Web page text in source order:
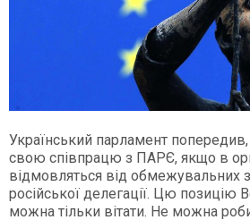
Український парламент
свою співпрацю з ПАРЄ, якщо в
відмовляться від обмежувальних
російської делегації. Цю позицію
можна тільки вітати. Не можна